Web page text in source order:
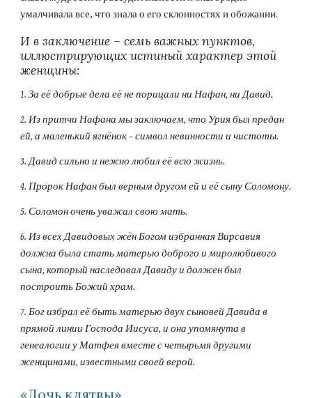
умалчивала все, что знала о его склонностях и обожании.
И в заключение – семь важных пунктов,
иллюстрирующих истиный характер этой
женщины:
1. За её добрые дела её не порицали ни Нафан, ни Давид.
2. Из притчи Нафана мы заключаем, что Урия был предан
ей, а маленький ягнёнок – символ невинности и чистоты.
3. Давид сильно и нежно любил её всю жизнь.
4. Пророк Нафан был верным другом ей и её сыну Соломону.
5. Соломон очень уважал свою мать.
6. Из всех Давидовых жён Богом избранная Вирсавия
должна была стать матерью доброго и миролюбивого
сына, который наследовал Давиду и должен был
построить Божий храм.
7. Бог избрал её быть матерью двух сыновей Давида в
прямой линии Господа Иисуса, и она упомянута в
генеалогии у Матфея вместе с четырьмя другими
женщинами, известными своей верой.
«Дочь клятвы»